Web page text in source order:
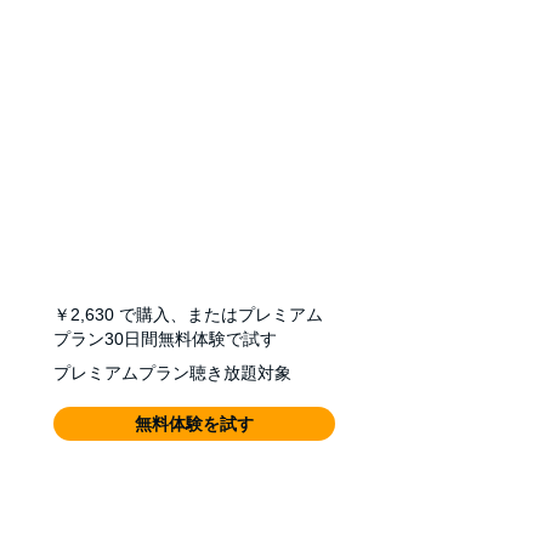
￥2,630 で購入、またはプレミアム
プラン30日間無料体験で試す
プレミアムプラン聴き放題対象
無料体験を試す